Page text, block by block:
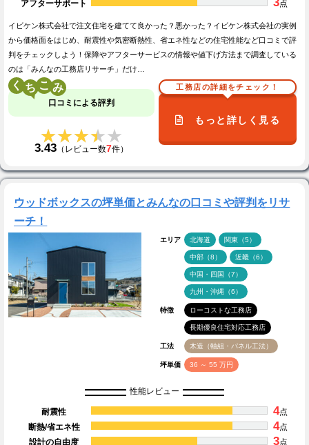
アフターサポート
点
イビケン株式会社で注文住宅を建てて良かった？悪かった？イビケン株式会社の実例
から価格面をはじめ、耐震性や気密断熱性、省エネ性などの住宅性能など口コミで評
判をチェックしよう！保障やアフターサービスの情報や値下げ方法まで調査している
のは「みんなの工務店リサーチ」だけ…
く こ
口コミによる評判
★★★★★
★★★★★
3.43 （レビュー数7件）
工務店の詳細をチェック！
もっと詳しく見る
ウッドボックスの坪単価とみんなの口コミや評判をリサ
ーチ！
エリア 北海道 関東（5）
中部（8） 近畿（6）
中国・四国（7）
九州・沖縄（6）
特徴 ローコストな工務店
長期優良住宅対応工務店
工法 木造（軸組・パネル工法）
坪単価 36 ～ 55 万円
性能レビュー
耐震性 4点
断熱/省エネ性
4点
設計の自由度
3点